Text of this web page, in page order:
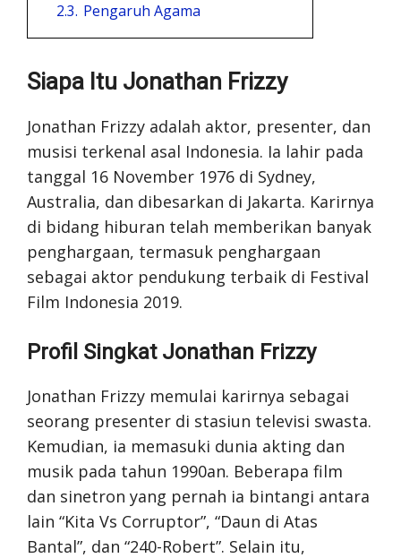
2.3. Pengaruh Agama
Siapa Itu Jonathan Frizzy
Jonathan Frizzy adalah aktor, presenter, dan
musisi terkenal asal Indonesia. Ia lahir pada
tanggal 16 November 1976 di Sydney,
Australia, dan dibesarkan di Jakarta. Karirnya
di bidang hiburan telah memberikan banyak
penghargaan, termasuk penghargaan
sebagai aktor pendukung terbaik di Festival
Film Indonesia 2019.
Profil Singkat Jonathan Frizzy
Jonathan Frizzy memulai karirnya sebagai
seorang presenter di stasiun televisi swasta.
Kemudian, ia memasuki dunia akting dan
musik pada tahun 1990an. Beberapa film
dan sinetron yang pernah ia bintangi antara
lain “Kita Vs Corruptor”, “Daun di Atas
Bantal”, dan “240-Robert”. Selain itu,